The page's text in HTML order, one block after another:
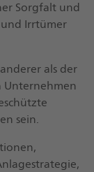
Sorgfalt und
und Irrtümer
als der
Unternehmen
sein.